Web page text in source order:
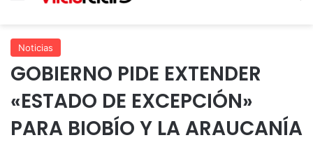
Noticias
GOBIERNO PIDE EXTENDER
«ESTADO DE EXCEPCIÓN»
PARA BIOBÍO Y LA ARAUCANÍA